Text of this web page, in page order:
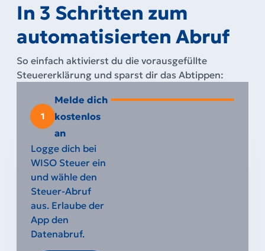
In 3 Schritten zum
automatisierten Abruf
So einfach aktivierst du die vorausgefüllte
Steuererklärung und sparst dir das Abtippen:
1
Melde dich
kostenlos
an
Logge dich bei
WISO Steuer ein
und wähle den
Steuer-Abruf
aus. Erlaube der
App den
Datenabruf.